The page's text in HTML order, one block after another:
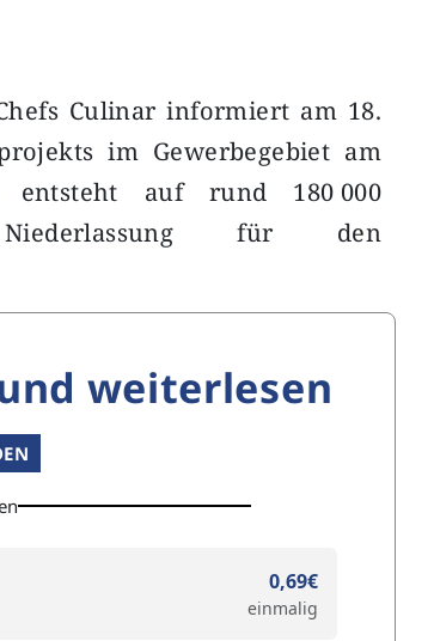
Culinar informiert am 18.
im Gewerbegebiet am
entsteht auf rund 180 000
für den
weiterlesen
0,69€
einmalig